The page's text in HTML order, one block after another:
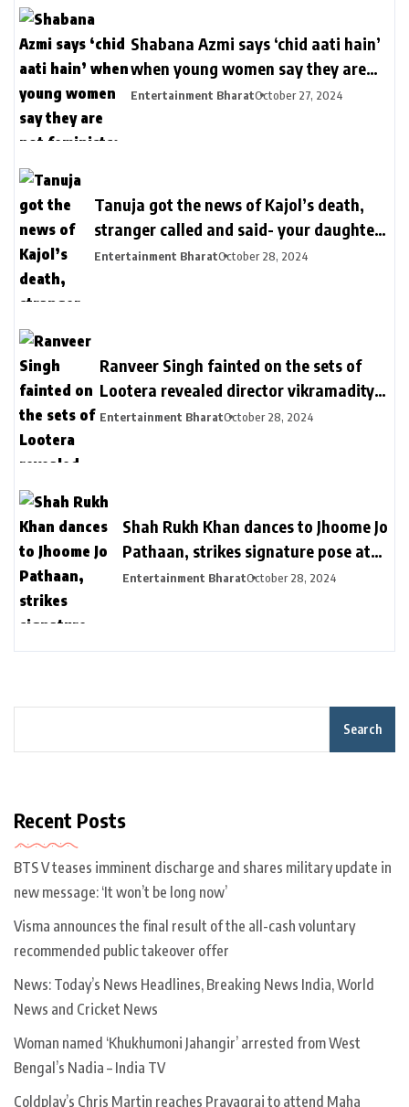
Shabana Azmi says ‘chid aati hain’
when young women say they are
not feminists: ‘Koi samajh hi nahi
Entertainment BharatOctober 27, 2024
Tanuja got the news of Kajol’s death,
stranger called and said- your daughter
killed in a plane crash | तनुजा को मिली थी
Entertainment BharatOctober 28, 2024
Ranveer Singh fainted on the sets of
Lootera revealed director vikramaditya
| लुटेरा के सेट पर बेहोश हुए थे रणवीर सिंह: सीन
Entertainment BharatOctober 28, 2024
Shah Rukh Khan dances to Jhoome Jo
Pathaan, strikes signature pose at
son Aryan Khan’s D’YAVOL event in
Entertainment BharatOctober 28, 2024
Search
Recent Posts
BTS V teases imminent discharge and shares military update in
new message: ‘It won’t be long now’
Visma announces the final result of the all-cash voluntary
recommended public takeover offer
News: Today’s News Headlines, Breaking News India, World
News and Cricket News
Woman named ‘Khukhumoni Jahangir’ arrested from West
Bengal’s Nadia – India TV
Coldplay’s Chris Martin reaches Prayagraj to attend Maha